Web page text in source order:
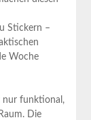
Stickern –
Woche
⁢nur funktional,
Die